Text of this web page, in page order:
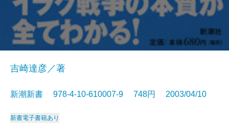
吉崎達彦／著
新潮新書 978-4-10-610007-9 748円 2003/04/10
新書電子書籍あり